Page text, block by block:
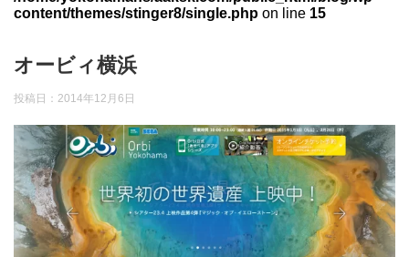
content/themes/stinger8/single.php on line 15
オービィ横浜
投稿日： 2014年12月6日